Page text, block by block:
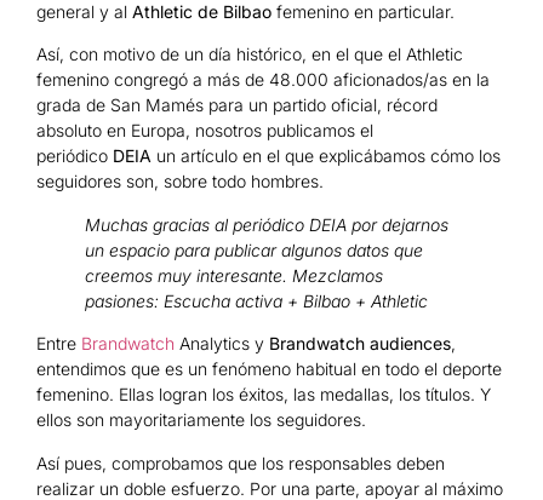
general y al Athletic de Bilbao femenino en particular.
Así, con motivo de un día histórico, en el que el Athletic
femenino congregó a más de 48.000 aficionados/as en la
grada de San Mamés para un partido oficial, récord
absoluto en Europa, nosotros publicamos el
periódico DEIA un artículo en el que explicábamos cómo los
seguidores son, sobre todo hombres.
Muchas gracias al periódico DEIA por dejarnos
un espacio para publicar algunos datos que
creemos muy interesante. Mezclamos
pasiones: Escucha activa + Bilbao + Athletic
Entre Brandwatch Analytics y Brandwatch audiences,
entendimos que es un fenómeno habitual en todo el deporte
femenino. Ellas logran los éxitos, las medallas, los títulos. Y
ellos son mayoritariamente los seguidores.
Así pues, comprobamos que los responsables deben
realizar un doble esfuerzo. Por una parte, apoyar al máximo